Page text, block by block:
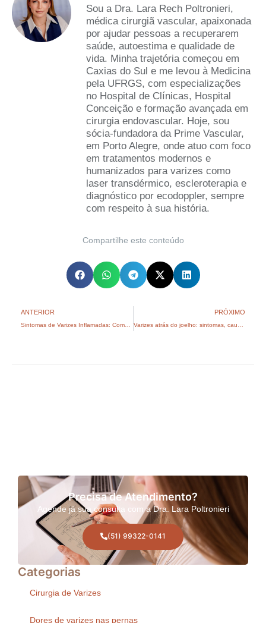
Sou a Dra. Lara Rech Poltronieri,
médica cirurgiã vascular, apaixonada
por ajudar pessoas a recuperarem
saúde, autoestima e qualidade de
vida. Minha trajetória começou em
Caxias do Sul e me levou à Medicina
pela UFRGS, com especializações
no Hospital de Clínicas, Hospital
Conceição e formação avançada em
cirurgia endovascular. Hoje, sou
sócia-fundadora da Prime Vascular,
em Porto Alegre, onde atuo com foco
em tratamentos modernos e
humanizados para varizes como
laser transdérmico, escleroterapia e
diagnóstico por ecodoppler, sempre
com respeito à sua história.
Compartilhe este conteúdo
ANTERIOR PRÓXIMO
Precisa de Atendimento?
Agende já sua consulta com a Dra. Lara Poltronieri
(51) 99322-0141
Categorias
Cirurgia de Varizes
Dores de varizes nas pernas